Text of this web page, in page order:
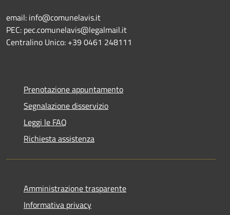
email: info@comunelavis.it
PEC: pec.comunelavis@legalmail.it
Centralino Unico: +39 0461 248111
Prenotazione appuntamento
Segnalazione disservizio
Leggi le FAQ
Richiesta assistenza
Amministrazione trasparente
Informativa privacy